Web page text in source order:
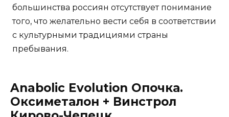
большинства россиян отсутствует понимание
того, что желательно вести себя в соответствии
с культурными традициями страны
пребывания.
Anabolic Evolution Опочка.
Оксиметалон + Винстрол